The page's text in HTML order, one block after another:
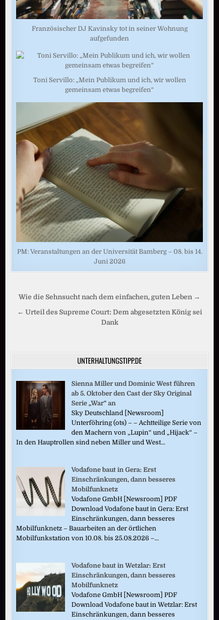
Französischer DJ Kavinsky tot in seiner Wohnung
aufgefunden
Toni Servillo: „Mein Publikum und ich, wir wollen
gemeinsam etwas begreifen“
PM: Veranstaltungen an der Universität Bamberg – 08. bis 14.
Juni 2026
Beitragsnavigation
Wie die Sehnsucht nach dem einfachen, guten Leben →
← Urteil des Supreme Court: Dem abgesetzten König sei
Dank
UNTERHALTUNGSTIPP.DE
Sienna Miller und Dominic West führen
ab 5. Oktober den Cast der Sky Original
Serie „War“ an
Sky Deutschland [Newsroom]
Unterföhring (ots) – – Achtteilige Serie von
den Machern von „Lupin“ und „Hijack“ –
In den Hauptrollen sind neben Miller und West...
Vodafone baut in Gera: Erst
Einschränkungen, dann besseres
Mobilfunknetz
Vodafone GmbH [Newsroom] PDF
Download Vodafone baut in Gera: Erst
Einschränkungen, dann besseres
Mobilfunknetz – Bauarbeiten an der örtlichen
Mobilfunkstation von 10.08. bis 25.08.2026 –...
Vodafone baut in Wetzlar: Erst
Einschränkungen, dann besseres
Mobilfunknetz
Vodafone GmbH [Newsroom] PDF
Download Vodafone baut in Wetzlar: Erst
Einschränkungen, dann besseres